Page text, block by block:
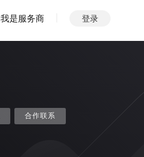
我是服务商 登录
合作联系